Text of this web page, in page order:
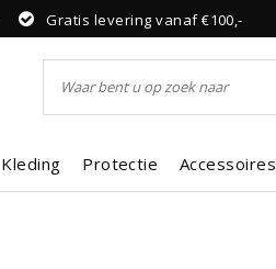
Gratis levering vanaf €100,-
Kleding Protectie Accessoires